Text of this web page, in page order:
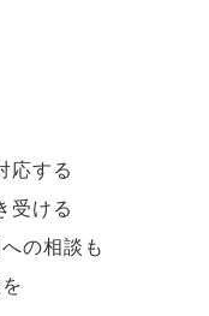
応する
受ける
の相談も